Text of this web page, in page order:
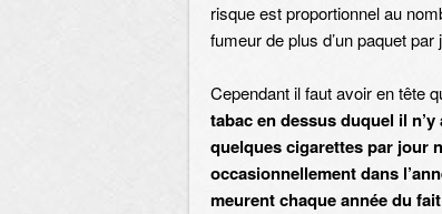
risque est proportionnel au
fumeur de plus d’un paquet
Cependant il faut avoir en tête
tabac en dessus duquel il
quelques cigarettes par jour
occasionnellement dans
meurent chaque année du